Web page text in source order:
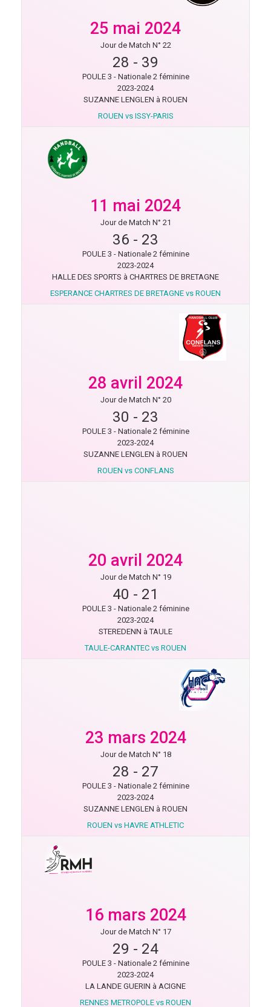
25 mai 2024
Jour de Match N° 22
28 - 39
POULE 3 - Nationale 2 féminine
2023-2024
SUZANNE LENGLEN à ROUEN
ROUEN vs ISSY-PARIS
11 mai 2024
Jour de Match N° 21
36 - 23
POULE 3 - Nationale 2 féminine
2023-2024
HALLE DES SPORTS à CHARTRES DE BRETAGNE
ESPERANCE CHARTRES DE BRETAGNE vs ROUEN
28 avril 2024
Jour de Match N° 20
30 - 23
POULE 3 - Nationale 2 féminine
2023-2024
SUZANNE LENGLEN à ROUEN
ROUEN vs CONFLANS
20 avril 2024
Jour de Match N° 19
40 - 21
POULE 3 - Nationale 2 féminine
2023-2024
STEREDENN à TAULE
TAULE-CARANTEC vs ROUEN
23 mars 2024
Jour de Match N° 18
28 - 27
POULE 3 - Nationale 2 féminine
2023-2024
SUZANNE LENGLEN à ROUEN
ROUEN vs HAVRE ATHLETIC
16 mars 2024
Jour de Match N° 17
29 - 24
POULE 3 - Nationale 2 féminine
2023-2024
LA LANDE GUERIN à ACIGNE
RENNES METROPOLE vs ROUEN